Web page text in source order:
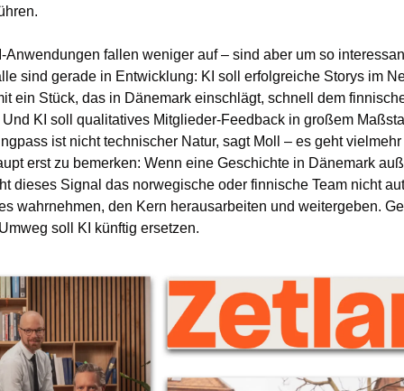
Anwendungen fallen weniger auf – sind aber um so
sind gerade in Entwicklung: KI soll erfolgreiche Storys im
ein Stück, das in Dänemark einschlägt, schnell dem
KI soll qualitatives Mitglieder-Feedback in großem
ist nicht technischer Natur, sagt Moll – es geht vielmehr
erst zu bemerken: Wenn eine Geschichte in Dänemark
dieses Signal das norwegische oder finnische Team nicht
wahrnehmen, den Kern herausarbeiten und weitergeben.
soll KI künftig ersetzen.